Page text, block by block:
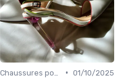
• 01/10/2025